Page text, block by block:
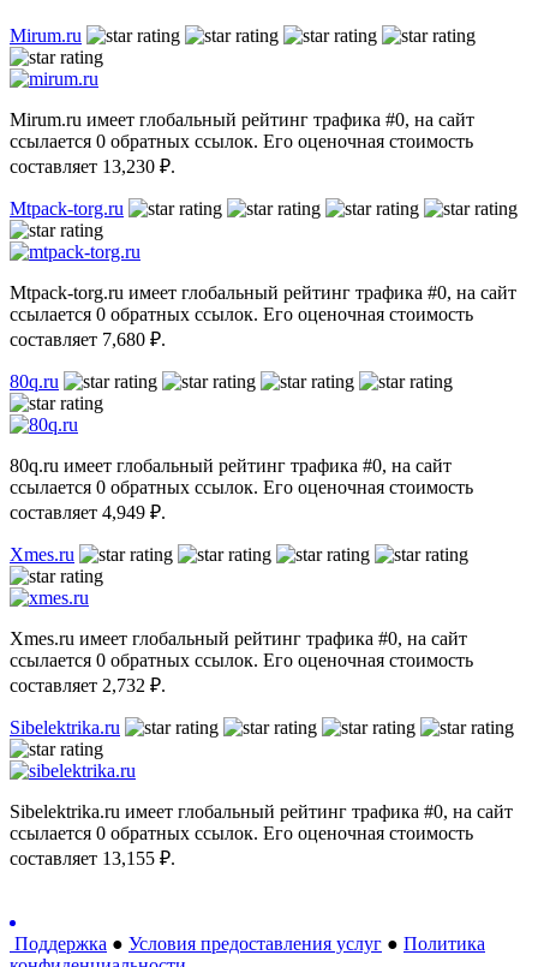
Mirum.ru
Mirum.ru имеет глобальный рейтинг трафика #0, на сайт
ссылается 0 обратных ссылок. Его оценочная стоимость
составляет 13,230 ₽.
Mtpack-torg.ru
Mtpack-torg.ru имеет глобальный рейтинг трафика #0, на сайт
ссылается 0 обратных ссылок. Его оценочная стоимость
составляет 7,680 ₽.
80q.ru
80q.ru имеет глобальный рейтинг трафика #0, на сайт
ссылается 0 обратных ссылок. Его оценочная стоимость
составляет 4,949 ₽.
Xmes.ru
Xmes.ru имеет глобальный рейтинг трафика #0, на сайт
ссылается 0 обратных ссылок. Его оценочная стоимость
составляет 2,732 ₽.
Sibelektrika.ru
Sibelektrika.ru имеет глобальный рейтинг трафика #0, на сайт
ссылается 0 обратных ссылок. Его оценочная стоимость
составляет 13,155 ₽.
Поддержка ● Условия предоставления услуг ● Политика